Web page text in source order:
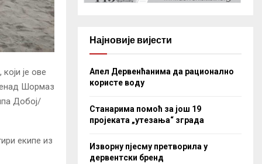
је ове
Шормаз
Добој/
екипе из
Најновије вијести
Апел Дервенћанима да рационално
користе воду
Станарима помоћ за још 19
пројеката „утезања“ зграда
Изворну пјесму претворила у
дервентски бренд